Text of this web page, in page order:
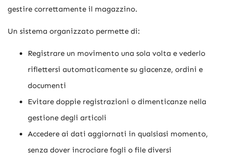
gestire correttamente il magazzino.
Un sistema organizzato permette di:
Registrare un movimento una sola volta e vederlo
riflettersi automaticamente su giacenze, ordini e
documenti
Evitare doppie registrazioni o dimenticanze nella
gestione degli articoli
Accedere ai dati aggiornati in qualsiasi momento,
senza dover incrociare fogli o file diversi